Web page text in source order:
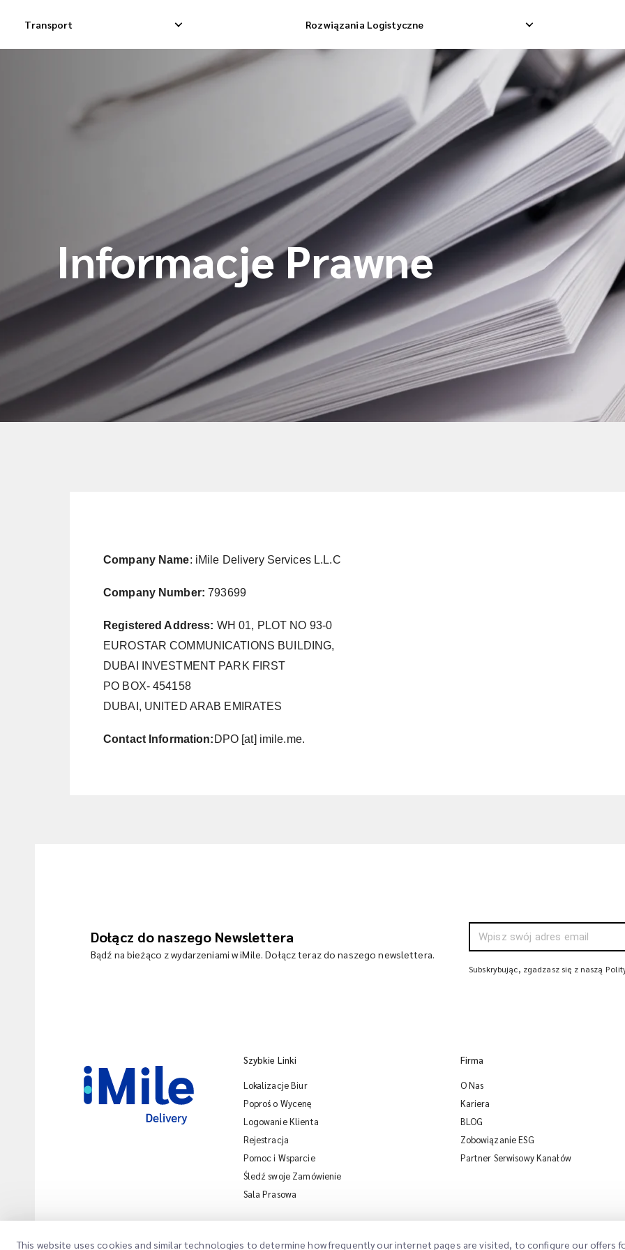
Transport Rozwiązania Logistyczne
Krajowa Dostawa Ekspresowa Międzynarodowa Dostawa Dropshippingowa
Międzynarodowa Dostawa Towarowa
Międzynarodowa Konsolidacja Wysyłek
Odbiór Zwrotny
Zarządzanie Zwrotami
Informacje Prawne
Company Name: iMile Delivery Services L.L.C
Company Number: 793699
Registered Address: WH 01, PLOT NO 93-0
EUROSTAR COMMUNICATIONS BUILDING,
DUBAI INVESTMENT PARK FIRST
PO BOX- 454158
DUBAI, UNITED ARAB EMIRATES
Contact Information: DPO [at] imile.me.
Dołącz do naszego Newslettera
Bądź na bieżąco z wydarzeniami w iMile. Dołącz teraz do naszego newslettera.
Subskrybując, zgadzasz się z naszą
Szybkie Linki
Lokalizacje Biur
Poproś o Wycenę
Logowanie Klienta
Rejestracja
Pomoc i Wsparcie
Śledź swoje Zamówienie
Sala Prasowa
Firma
O Nas
Kariera
BLOG
Zobowiązanie ESG
Partner Serwisowy Kanałów
This website uses cookies and similar technologies to determine how frequently our internet pages are visited, to configure our offers